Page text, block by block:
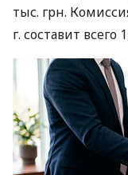
тыс. грн.
г. составит всего